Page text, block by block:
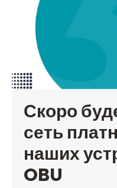
Скоро
сеть
наших
OBU